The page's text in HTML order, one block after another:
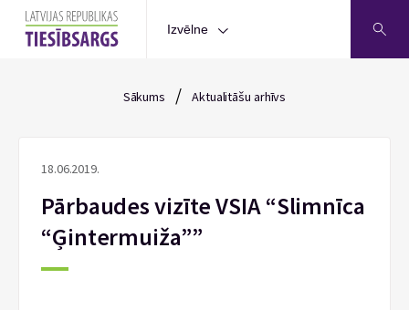
Izvēlne
Sākums / Aktualitāšu arhīvs
18.06.2019.
Pārbaudes vizīte VSIA “Slimnīca
“Ģintermuiža””